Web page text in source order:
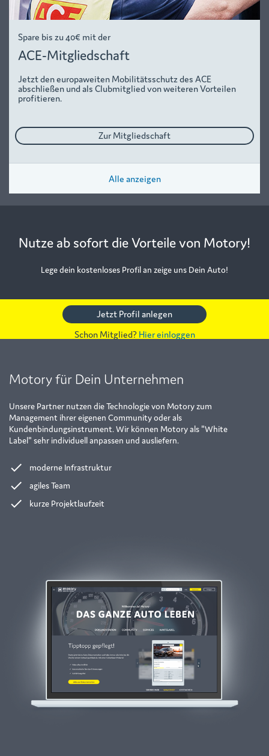
Spare bis zu 40€ mit der
ACE-Mitgliedschaft
Jetzt den europaweiten Mobilitätsschutz des ACE
abschließen und als Clubmitglied von weiteren Vorteilen
profitieren.
Zur Mitgliedschaft
Alle anzeigen
Nutze ab sofort die Vorteile von Motory!
Lege dein kostenloses Profil an zeige uns Dein Auto!
Jetzt Profil anlegen
Schon Mitglied? Hier einloggen
Motory für Dein Unternehmen
Unsere Partner nutzen die Technologie von Motory zum
Management ihrer eigenen Community oder als
Kundenbindungsinstrument. Wir können Motory als "White
Label" sehr individuell anpassen und ausliefern.
done moderne Infrastruktur
done agiles Team
done kurze Projektlaufzeit